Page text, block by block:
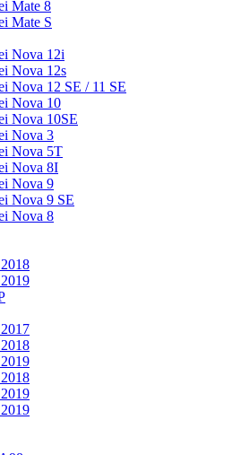
Mate 8
Mate S
Nova 12i
Nova 12s
Nova 12 SE / 11 SE
Nova 10
Nova 10SE
Nova 3
Nova 5T
Nova 8I
Nova 9
Nova 9 SE
Nova 8